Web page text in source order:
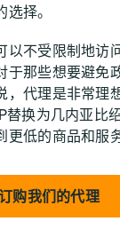
择。
以不受限制地访
于那些想要避免
，代理是非常理
替换为几内亚比
低的商品和服
购我们的代理